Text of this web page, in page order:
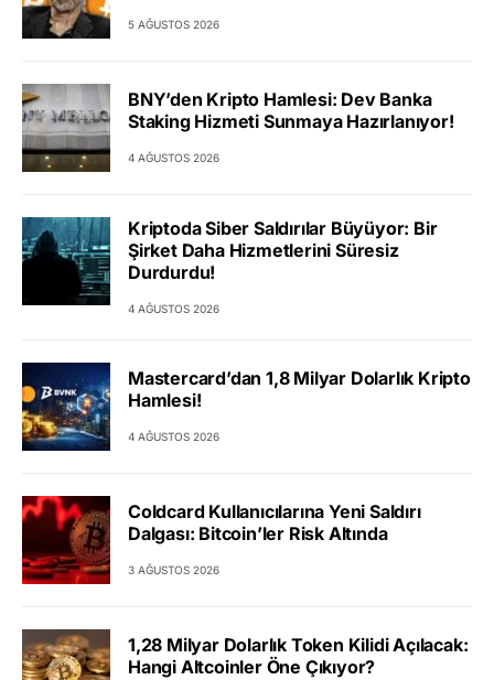
5 AĞUSTOS 2026
BNY’den Kripto Hamlesi: Dev Banka
Staking Hizmeti Sunmaya Hazırlanıyor!
4 AĞUSTOS 2026
Kriptoda Siber Saldırılar Büyüyor: Bir
Şirket Daha Hizmetlerini Süresiz
Durdurdu!
4 AĞUSTOS 2026
Mastercard’dan 1,8 Milyar Dolarlık Kripto
Hamlesi!
4 AĞUSTOS 2026
Coldcard Kullanıcılarına Yeni Saldırı
Dalgası: Bitcoin’ler Risk Altında
3 AĞUSTOS 2026
1,28 Milyar Dolarlık Token Kilidi Açılacak:
Hangi Altcoinler Öne Çıkıyor?